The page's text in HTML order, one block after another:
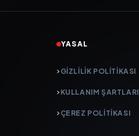
YASAL
GIZLILIK POLITIKASI
KULLANIM ŞARTLARI
ÇEREZ POLITIKASI